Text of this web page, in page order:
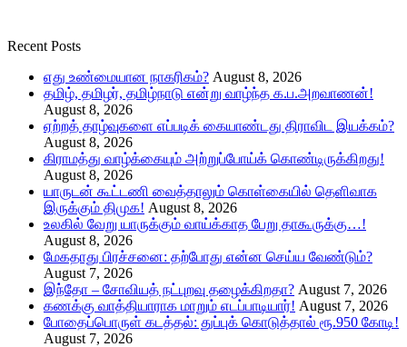
Recent Posts
எது உண்மையான நாகரிகம்? August 8, 2026
தமிழ், தமிழர், தமிழ்நாடு என்று வாழ்ந்த க.ப.அறவாணன்!
August 8, 2026
ஏற்றத் தாழ்வுகளை எப்படிக் கையாண்டது திராவிட இயக்கம்?
August 8, 2026
கிராமத்து வாழ்க்கையும் அற்றுப்போய்க் கொண்டிருக்கிறது!
August 8, 2026
யாருடன் கூட்டணி வைத்தாலும் கொள்கையில் தெளிவாக
இருக்கும் திமுக! August 8, 2026
உலகில் வேறு யாருக்கும் வாய்க்காத பேறு தாகூருக்கு…!
August 8, 2026
மேகதாது பிரச்சனை: தற்போது என்ன செய்ய வேண்டும்?
August 7, 2026
இந்தோ – சோவியத் நட்புறவு தழைக்கிறதா? August 7, 2026
கணக்கு வாத்தியாராக மாறும் எடப்பாடியார்! August 7, 2026
போதைப்பொருள் கடத்தல்: துப்புக் கொடுத்தால் ரூ.950 கோடி!
August 7, 2026